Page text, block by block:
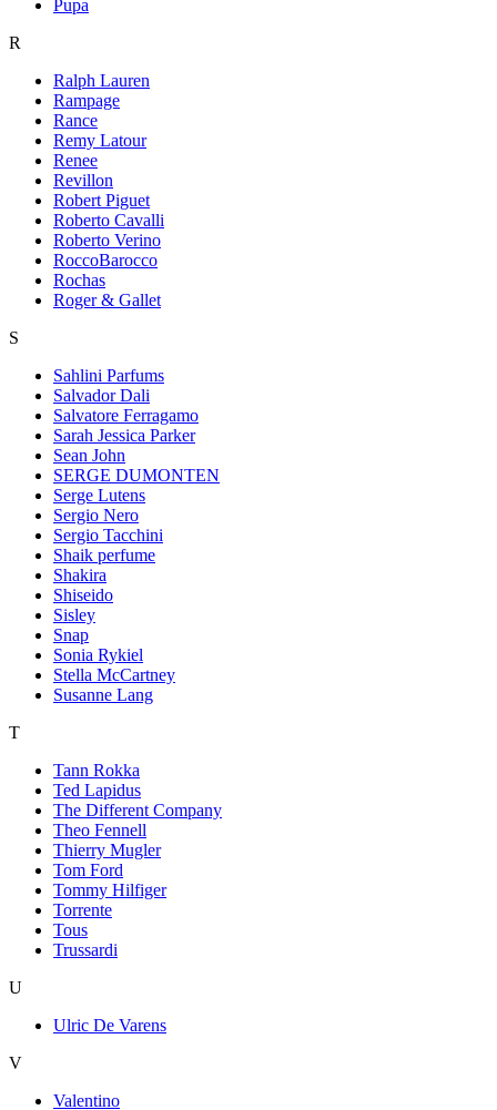
Pupa
R
Ralph Lauren
Rampage
Rance
Remy Latour
Renee
Revillon
Robert Piguet
Roberto Cavalli
Roberto Verino
RoccoBarocco
Rochas
Roger & Gallet
S
Sahlini Parfums
Salvador Dali
Salvatore Ferragamo
Sarah Jessica Parker
Sean John
SERGE DUMONTEN
Serge Lutens
Sergio Nero
Sergio Tacchini
Shaik perfume
Shakira
Shiseido
Sisley
Snap
Sonia Rykiel
Stella McCartney
Susanne Lang
T
Tann Rokka
Ted Lapidus
The Different Company
Theo Fennell
Thierry Mugler
Tom Ford
Tommy Hilfiger
Torrente
Tous
Trussardi
U
Ulric De Varens
V
Valentino